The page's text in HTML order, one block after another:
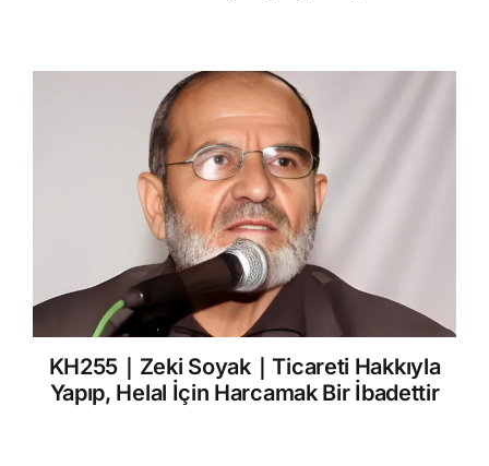
KH255｜Zeki Soyak｜Ticareti Hakkıyla
Yapıp, Helal İçin Harcamak Bir İbadettir